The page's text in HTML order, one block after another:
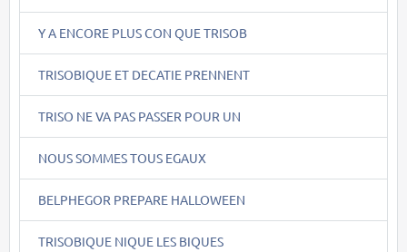
Y A ENCORE PLUS CON QUE TRISOB
TRISOBIQUE ET DECATIE PRENNENT
TRISO NE VA PAS PASSER POUR UN
NOUS SOMMES TOUS EGAUX
BELPHEGOR PREPARE HALLOWEEN
TRISOBIQUE NIQUE LES BIQUES